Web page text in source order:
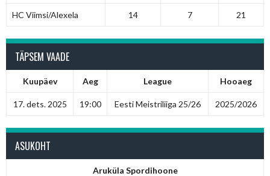
HC Viimsi/Alexela 14 7 21
TÄPSEM VAADE
Kuupäev Aeg League Hooaeg
17. dets. 2025 19:00 Eesti Meistriliiga 25/26 2025/2026
ASUKOHT
Aruküla Spordihoone